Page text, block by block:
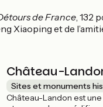
de France, 132
Xiaoping et de
Château-
Sites et monuments
Château-Landon est